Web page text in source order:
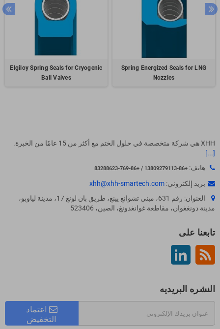
Spring Energized Seals for LNG
Nozzles
Elgiloy Spring Seals for Cryogenic
Ball Valves
XHH هي شركة متخصصة في حلول الختم مع أكثر من 15 عامًا من الخبرة.
[...]
هاتف: +86-13809279113 / +86-769-83288623
بريد إلكتروني: xhh@xhh-smartech.com
العنوان: رقم 631، مبنى تشوانغ يينغ، طريق بان لونغ 17، مدينة لياوبو،
مدينة دونغغوان، مقاطعة غوانغدونغ، الصين، 523406
تابعنا على
النشره البريديه
اعتماد
التخفيض